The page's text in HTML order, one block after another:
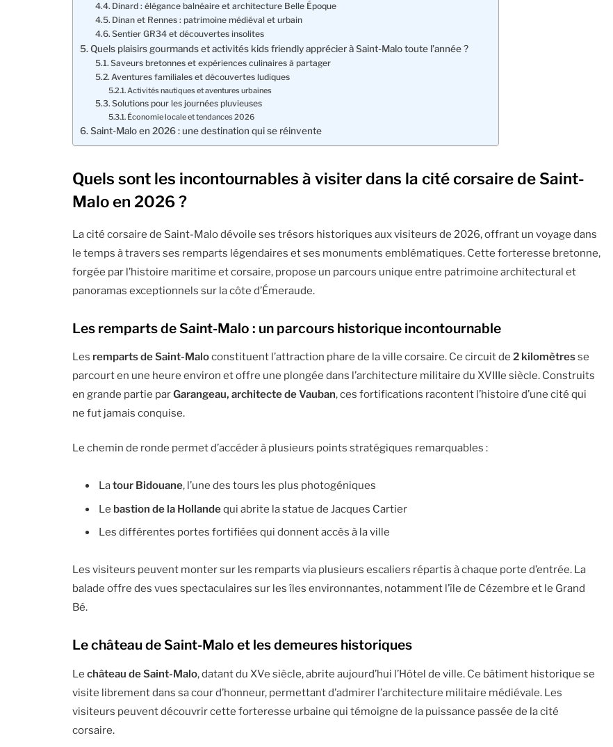
Dinard : élégance balnéaire et architecture Belle Époque
Dinan et Rennes : patrimoine médiéval et urbain
Sentier GR34 et découvertes insolites
Quels plaisirs gourmands et activités kids friendly apprécier à Saint-Malo toute l’année ?
Saveurs bretonnes et expériences culinaires à partager
Aventures familiales et découvertes ludiques
Activités nautiques et aventures urbaines
Solutions pour les journées pluvieuses
Économie locale et tendances 2026
Saint-Malo en 2026 : une destination qui se réinvente
Quels sont les incontournables à visiter dans la cité corsaire de Saint-
Malo en 2026 ?
La cité corsaire de Saint-Malo dévoile ses trésors historiques aux visiteurs de 2026, offrant un voyage dans
le temps à travers ses remparts légendaires et ses monuments emblématiques. Cette forteresse bretonne,
forgée par l’histoire maritime et corsaire, propose un parcours unique entre patrimoine architectural et
panoramas exceptionnels sur la côte d’Émeraude.
Les remparts de Saint-Malo : un parcours historique incontournable
Les remparts de Saint-Maloconstituent l’attraction phare de la ville corsaire. Ce circuit de2 kilomètresse
parcourt en une heure environ et offre une plongée dans l’architecture militaire du XVIIIe siècle. Construits
en grande partie parGarangeau, architecte de Vauban, ces fortifications racontent l’histoire d’une cité qui
ne fut jamais conquise.
Le chemin de ronde permet d’accéder à plusieurs points stratégiques remarquables :
Latour Bidouane, l’une des tours les plus photogéniques
Le bastion de la Hollandequi abrite la statue de Jacques Cartier
Les différentes portes fortifiées qui donnent accès à la ville
Les visiteurs peuvent monter sur les remparts via plusieurs escaliers répartis à chaque porte d’entrée. La
balade offre des vues spectaculaires sur les îles environnantes, notamment l’île de Cézembre et le Grand
Bé.
Le château de Saint-Malo et les demeures historiques
Lechâteau de Saint-Malo, datant du XVe siècle, abrite aujourd’hui l’Hôtel de ville. Ce bâtiment historique se
visite librement dans sa cour d’honneur, permettant d’admirer l’architecture militaire médiévale. Les
visiteurs peuvent découvrir cette forteresse urbaine qui témoigne de la puissance passée de la cité
corsaire.